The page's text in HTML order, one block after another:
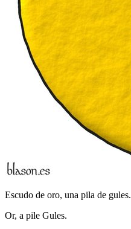
Escudo de oro, una pila de gules.
Or, a pile Gules.